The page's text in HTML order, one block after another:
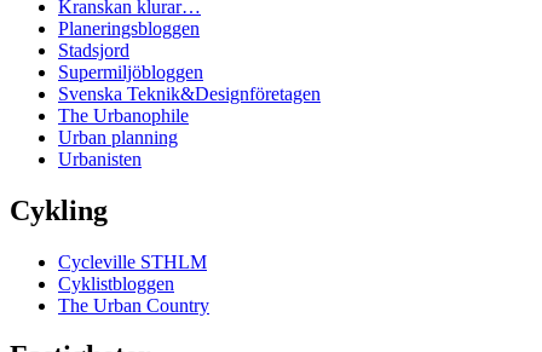
Kranskan klurar…
Planeringsbloggen
Stadsjord
Supermiljöbloggen
Svenska Teknik&Designföretagen
The Urbanophile
Urban planning
Urbanisten
Cykling
Cycleville STHLM
Cyklistbloggen
The Urban Country